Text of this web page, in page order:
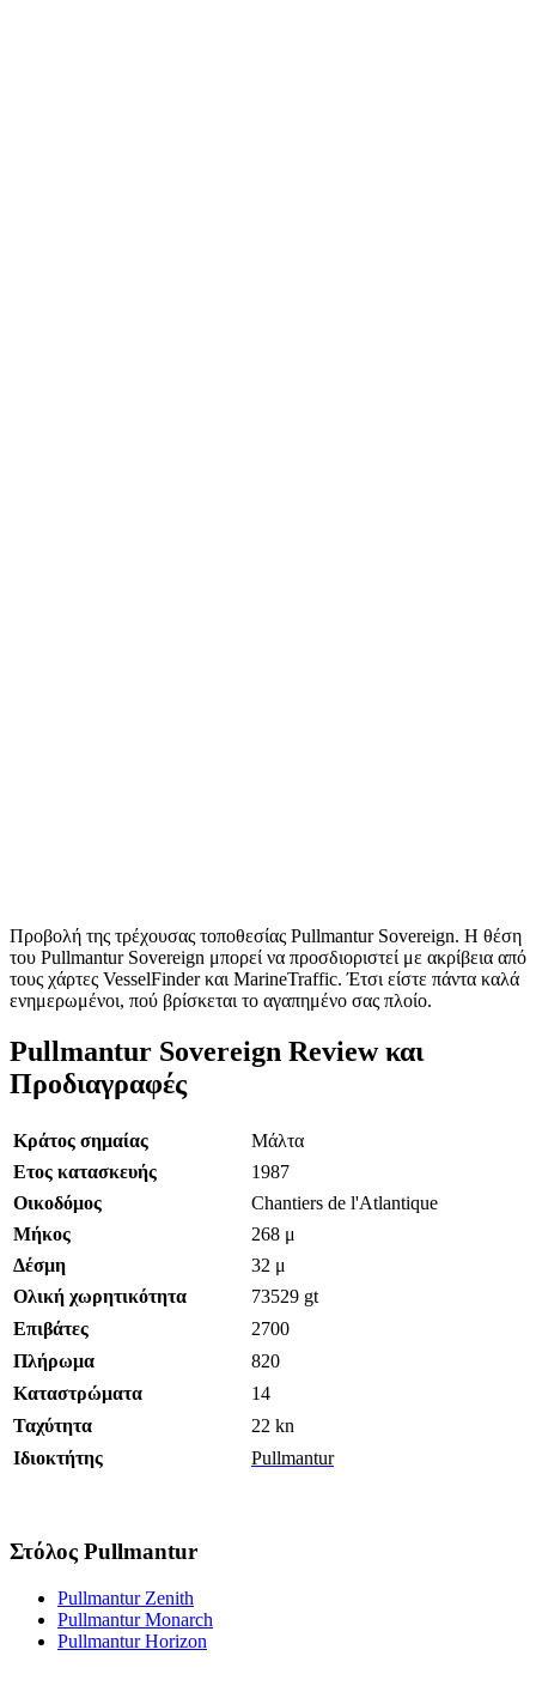
Προβολή της τρέχουσας τοποθεσίας Pullmantur Sovereign. Η θέση
του Pullmantur Sovereign μπορεί να προσδιοριστεί με ακρίβεια από
τους χάρτες VesselFinder και MarineTraffic. Έτσι είστε πάντα καλά
ενημερωμένοι, πού βρίσκεται το αγαπημένο σας πλοίο.
Pullmantur Sovereign Review και
Προδιαγραφές
Κράτος σημαίας
Μάλτα
Ετος κατασκευής
1987
Οικοδόμος
Chantiers de l'Atlantique
Μήκος
268 μ
Δέσμη
32 μ
Ολική χωρητικότητα
73529 gt
Επιβάτες
2700
Πλήρωμα
820
Καταστρώματα
14
Ταχύτητα
22 kn
Ιδιοκτήτης
Pullmantur
Στόλος Pullmantur
Pullmantur Zenith
Pullmantur Monarch
Pullmantur Horizon